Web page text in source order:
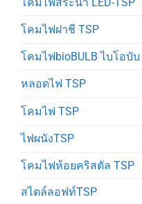
โคมไฟฝาชี TSP
โคมไฟbioBULB ไบโอบับ
หลอดไฟ TSP
โคมไฟ TSP
ไฟผนังTSP
โคมไฟห้อยคริสตัล TSP
สไตล์ลอฟท์TSP